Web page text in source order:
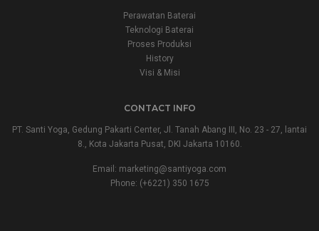
Perawatan Baterai
Teknologi Baterai
Proses Produksi
History
Visi & Misi
CONTACT INFO
PT. Santi Yoga, Gedung Pakarti Center, Jl. Tanah Abang III, No. 23 - 27, lantai
8., Kota Jakarta Pusat, DKI Jakarta 10160.
Email: marketing@santiyoga.com
Phone: (+6221) 350 1675